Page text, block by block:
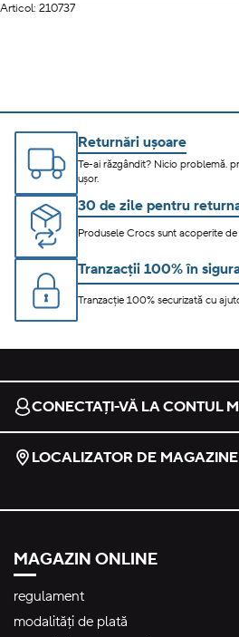
Articol: 210737
Returnări ușoare
Te-ai răzgândit? Nicio problemă.
ușor.
30 de zile pentru
Produsele Crocs sunt acoperite
Tranzacții 100% în
Tranzacție 100% securizată cu
CONECTAȚI-VĂ LA CONTUL
LOCALIZATOR DE MAGAZINE
MAGAZIN ONLINE
regulament
modalități de plată